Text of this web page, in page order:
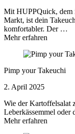
Mit HUPPQuick, dem
Markt, ist dein
komfortabler. Der …
Mehr erfahren
Pimp your Takeuchi
2. April 2025
Wie der Kartoffelsalat
Leberkässemmel
Mehr erfahren